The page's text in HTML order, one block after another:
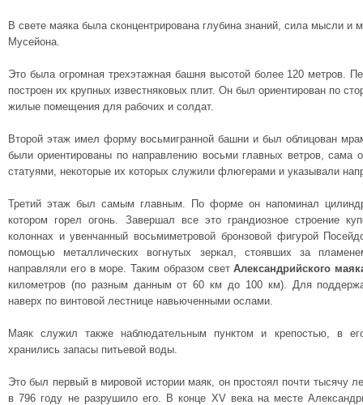
В свете маяка была сконцентрирована глубина знаний, сила мысли и
Мусейона.
Это была огромная трехэтажная башня высотой более 120 метров.
построен их крупных известняковых плит. Он был ориентирован по
жилые помещения для рабочих и солдат.
Второй этаж имел форму восьмигранной башни и был облицован
были ориентированы по направлению восьми главных ветров, сама
статуями, некоторые их которых служили флюгерами и указывали
Третий этаж был самым главным. По форме он напоминал
котором горел огонь. Завершал все это грандиозное строение
колоннах и увенчанный восьмиметровой бронзовой фигурой
помощью металлических вогнутых зеркал, стоявших за
направляли его в море. Таким образом светАлександрийского
километров (по разным данным от 60 км до 100 км). Для
наверх по винтовой лестнице навьюченными ослами.
Маяк служил также наблюдательным пунктом и крепостью, в
хранились запасы питьевой воды.
Это был первый в мировой истории маяк, он простоял почти тысячу
в 796 году не разрушило его. В конце XV века на месте